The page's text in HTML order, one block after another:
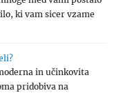
ki vam sicer vzame
in učinkovita
pridobiva na